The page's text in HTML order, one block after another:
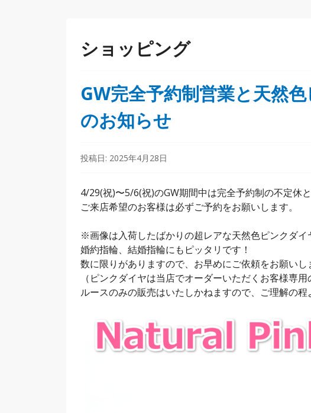
ショッピング
GW完全予約制営業と天然
のお知らせ
投稿日: 2025年4月28日
4/29(祝)〜5/6(祝)のGW期間中は完全予約制の不定休
ご来店希望のお客様は必ずご予約をお願いします。
※画像は入荷したばかりの超レアな天然色ピンクダイ
婚約指輪、結婚指輪にもピッタリです！
数に限りがありますので、お早めにご依頼をお願いし
（ピンクダイヤは当店でオーダーいただくお客様専用
ルースのみの販売はいたしかねますので、ご理解の程